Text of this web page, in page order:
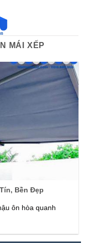
MÁI XẾP
Bền Đẹp
ôn hòa quanh